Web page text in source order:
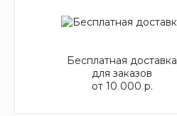
Бесплатная доставка
для заказов
от 10 000 р.